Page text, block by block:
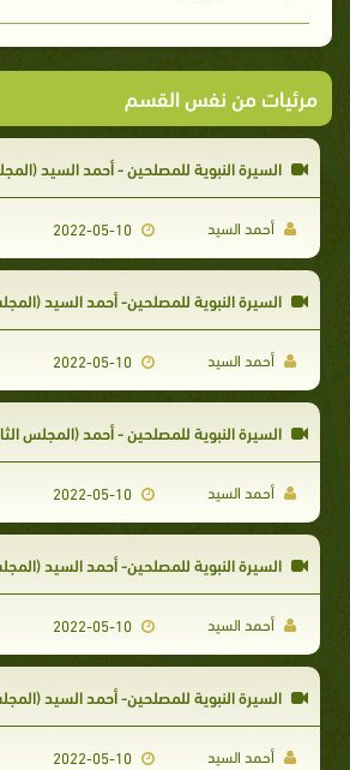
مرئيات من نفس القسم
السيرة النبوية للمصلحين - أحمد السيد
أحمد السيد
السيرة النبوية للمصلحين- أحمد السيد
أحمد السيد
السيرة النبوية للمصلحين - أحمد (المجلس
أحمد السيد
السيرة النبوية للمصلحين- أحمد السيد
أحمد السيد
السيرة النبوية للمصلحين- أحمد السيد
أحمد السيد